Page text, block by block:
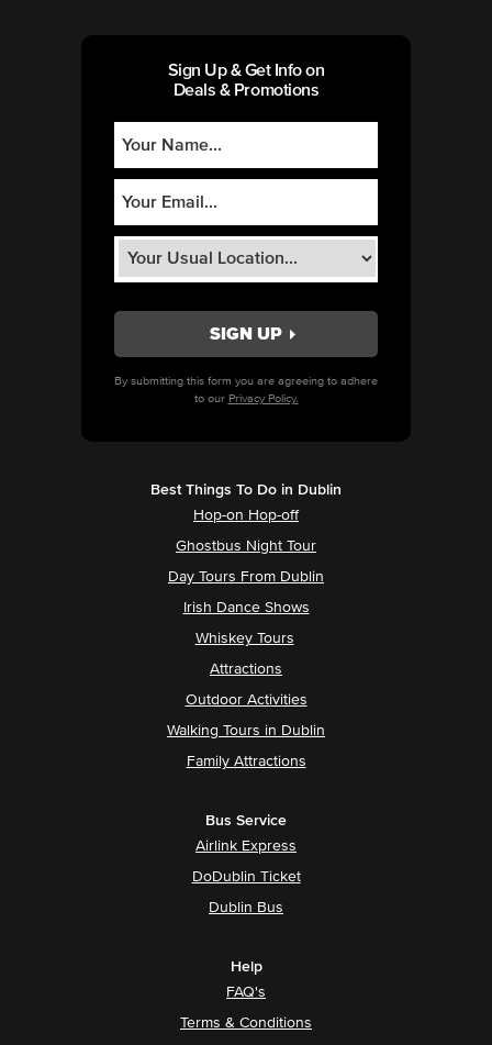
Sign Up & Get Info on
Deals & Promotions
By submitting this form you are agreeing to adhere
to our Privacy Policy.
Best Things To Do in Dublin
Hop-on Hop-off
Ghostbus Night Tour
Day Tours From Dublin
Irish Dance Shows
Whiskey Tours
Attractions
Outdoor Activities
Walking Tours in Dublin
Family Attractions
Bus Service
Airlink Express
DoDublin Ticket
Dublin Bus
Help
FAQ's
Terms & Conditions